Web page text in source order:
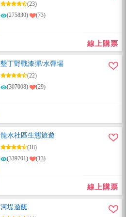
(23)
(275830)
(73)
線上購票
墾丁野戰漆彈/水彈場
(22)
(307008)
(29)
龍水社區生態旅遊
(18)
(339701)
(13)
線上購票
河堤遊艇